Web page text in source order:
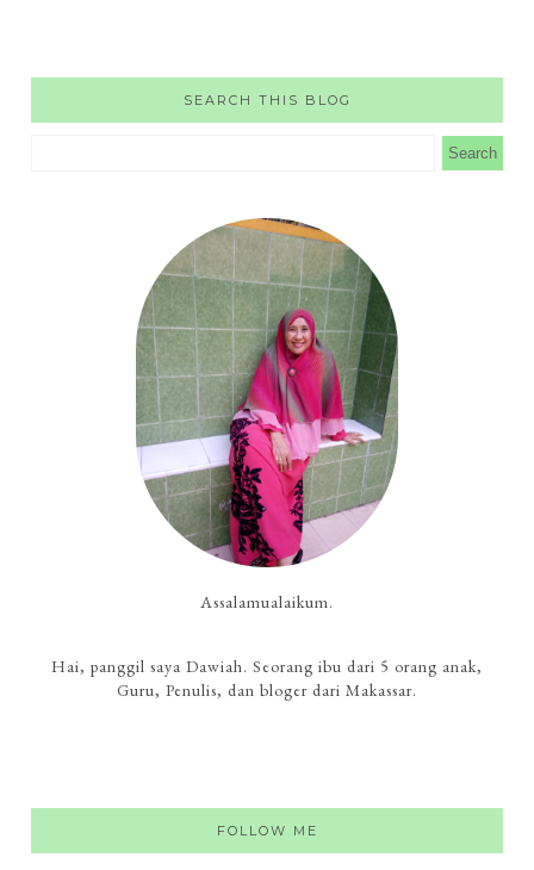
SEARCH THIS BLOG
Assalamualaikum.
Hai, panggil saya Dawiah. Seorang ibu dari 5 orang anak,
Guru, Penulis, dan bloger dari Makassar.
FOLLOW ME